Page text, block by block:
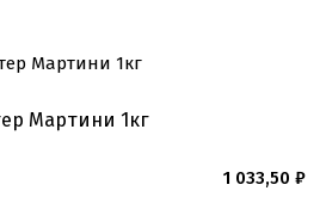
Мартини 1кг
1 033,50 ₽